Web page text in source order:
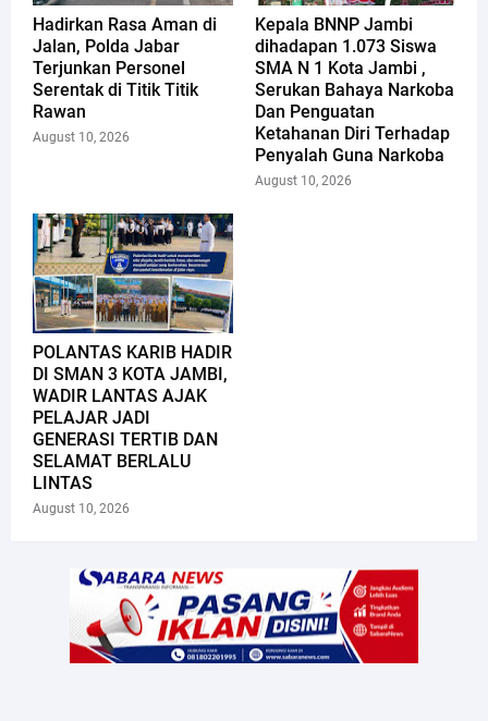
Hadirkan Rasa Aman di
Jalan, Polda Jabar
Terjunkan Personel
Serentak di Titik Titik
Rawan
August 10, 2026
Kepala BNNP Jambi
dihadapan 1.073 Siswa
SMA N 1 Kota Jambi ,
Serukan Bahaya Narkoba
Dan Penguatan
Ketahanan Diri Terhadap
Penyalah Guna Narkoba
August 10, 2026
POLANTAS KARIB HADIR
DI SMAN 3 KOTA JAMBI,
WADIR LANTAS AJAK
PELAJAR JADI
GENERASI TERTIB DAN
SELAMAT BERLALU
LINTAS
August 10, 2026